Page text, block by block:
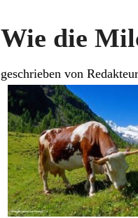
Wie die
geschrieben von Redakteur